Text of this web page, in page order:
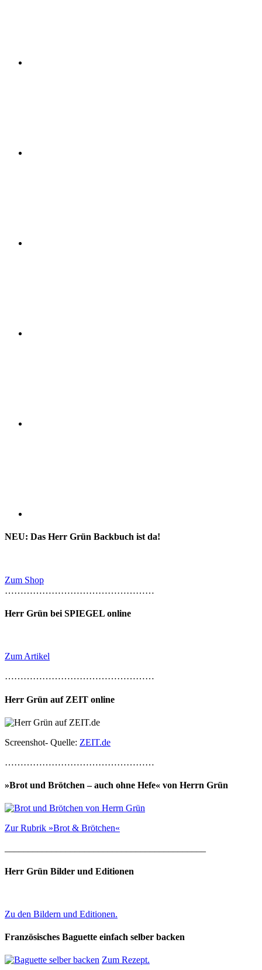
NEU: Das Herr Grün Backbuch ist da!
Zum Shop
…………………………………………
Herr Grün bei SPIEGEL online
Zum Artikel
…………………………………………
Herr Grün auf ZEIT online
Screenshot- Quelle: ZEIT.de
…………………………………………
»Brot und Brötchen – auch ohne Hefe« von Herrn Grün
Zur Rubrik »Brot & Brötchen«
Herr Grün Bilder und Editionen
Zu den Bildern und Editionen.
Französisches Baguette einfach selber backen
Zum Rezept.